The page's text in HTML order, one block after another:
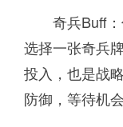
奇兵Buff
选择一张奇兵
投入，也是战
防御，等待机